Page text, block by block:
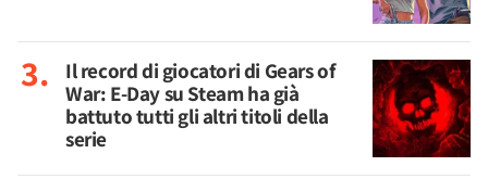
Il record di giocatori di Gears of
War: E-Day su Steam ha già
battuto tutti gli altri titoli della
serie